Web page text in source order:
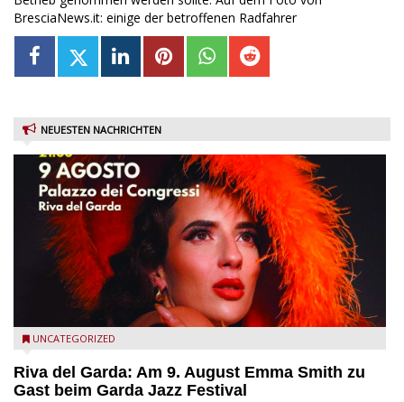
BresciaNews.it: einige der betroffenen Radfahrer
NEUESTEN NACHRICHTEN
Riva del Garda - Emma Smith zu Gast beim Garda Jazz
UNCATEGORIZED
Riva del Garda: Am 9. August Emma Smith zu
Gast beim Garda Jazz Festival